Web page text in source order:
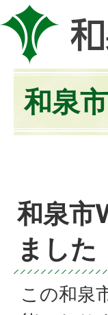
和泉
和泉市
ました
この和泉